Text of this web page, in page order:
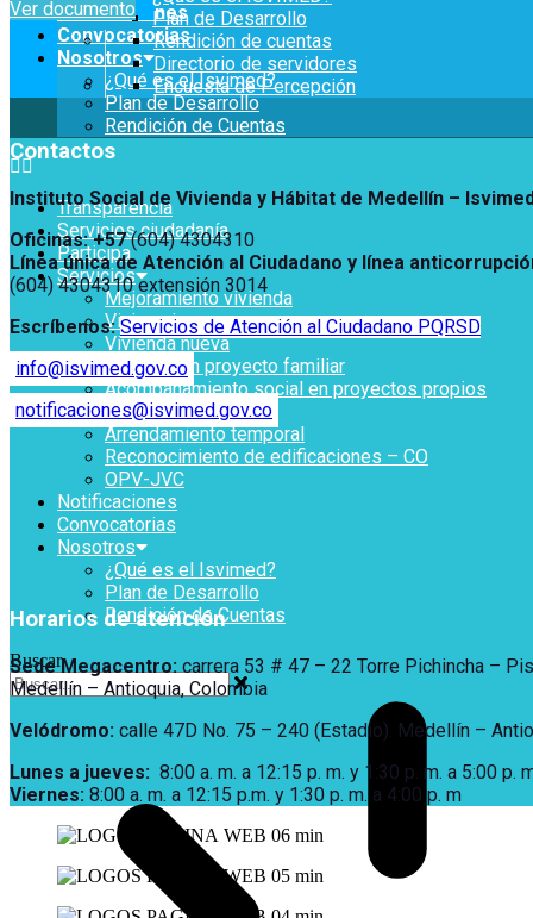
Notificaciones
Convocatorias
Nosotros
¿Qué es el Isvimed?
Plan de Desarrollo
Rendición de Cuentas
Transparencia
Servicios ciudadanía
Participa
Servicios
Mejoramiento vivienda
Vivir mejor
Vivienda nueva
Vivienda un proyecto familiar
Acompañamiento social en proyectos propios
Titulación
Arrendamiento temporal
Reconocimiento de edificaciones – CO
OPV-JVC
Notificaciones
Convocatorias
Nosotros
¿Qué es el Isvimed?
Plan de Desarrollo
Rendición de Cuentas
Buscar
Plan de Desarrollo
Rendición de cuentas
Directorio de servidores
Encuesta de Percepción
Ver documento
Contactos
Instituto Social de Vivienda y Hábitat de Medellín –
Oficinas: +57(604) 4304310
Línea única de Atención al Ciudadano y línea
(604) 4304310 extensión 3014
Escríbenos:Servicios de Atención al Ciudadano PQRSD
info@isvimed.gov.co
notificaciones@isvimed.gov.co
Horarios de atención
Sede Megacentro: carrera 53 # 47 – 22 Torre Pichincha –
Medellín – Antioquia, Colombia
Velódromo: calle 47D No. 75 – 240 (Estadio). Medellín –
Lunes a jueves: 8:00 a. m. a 12:15 p. m. y 1:30 p. m. a 5:00 p.
Viernes: 8:00 a. m. a 12:15 p.m. y 1:30 p. m. a 4:00 p. m